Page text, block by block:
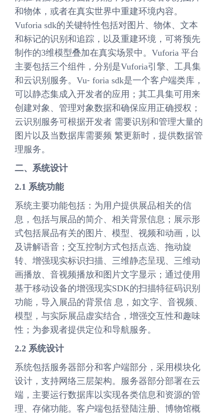
和物体，或者在真实世界中重建环境内容。
Vuforia sdk的关键特性包括对图片、物体、文本
和标记的识别和追踪，以及重建环境，可将预先
制作的3维模型叠加在真实场景中。Vuforia 平台
主要包括三个组件，分别是Vuforia引擎、工具集
和云识别服务。Vu⁃ foria sdk是一个客户端类库，
可以静态集成入开发者的应用；其工具集可用来
创建对象、管理对象数据和确保应用正确授权；
云识别服务可根据开发者 需要识别和管理大量的
图片以及当数据库需要频 繁更新时，提供数据管
理服务。
二、系统设计
2.1 系统功能
系统主要功能包括：为用户提供展品相关的信
息，包括与展品的简介、相关背景信息；展示形
式包括展品有关的图片、模型、视频和动画，以
及讲解语音；交互控制方式包括点选、拖动旋
转、增强现实标识扫描、三维静态呈现、三维动
画播放、音视频播放和图片文字显示；通过使用
基于移动设备的增强现实SDK的扫描特征码识别
功能，导入展品的背景信 息，如文字、音视频、
模型，与实际展品虚实结合，增强交互性和趣味
性；为参观者提供定位和导航服务。
2.2 系统设计
系统包括服务器部分和客户端部分，采用模块化
设计，支持网络三层架构。服务器部分部署在云
端，主要运行数据库以实现各类信息和资源的管
理、存储功能。客户端包括登陆注册、博物馆概